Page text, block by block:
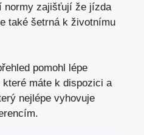
normy zajišťují že jízda
také šetrná k životnímu
pomohl lépe
máte k dispozici a
nejlépe vyhovuje